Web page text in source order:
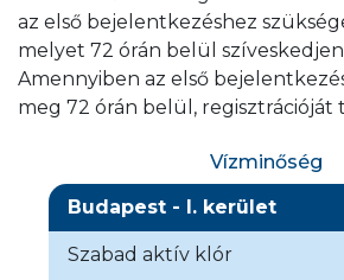
az első bejelentkezéshez
melyet 72 órán belül
Amennyiben az első
meg 72 órán belül, regisztrációját
Vízminőség
Budapest - I. kerület
Szabad aktív klór